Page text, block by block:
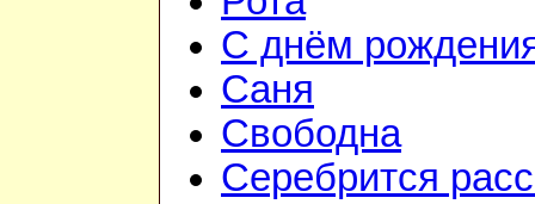
С днём
Саня
Свободна
Серебрится